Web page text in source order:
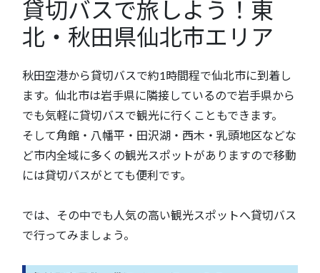
貸切バスで旅しよう！東
北・秋田県仙北市エリア
秋田空港から貸切バスで約1時間程で仙北市に到着し
ます。仙北市は岩手県に隣接しているので岩手県から
でも気軽に貸切バスで観光に行くこともできます。
そして角館・八幡平・田沢湖・西木・乳頭地区などな
ど市内全域に多くの観光スポットがありますので移動
には貸切バスがとても便利です。
では、その中でも人気の高い観光スポットへ貸切バス
で行ってみましょう。